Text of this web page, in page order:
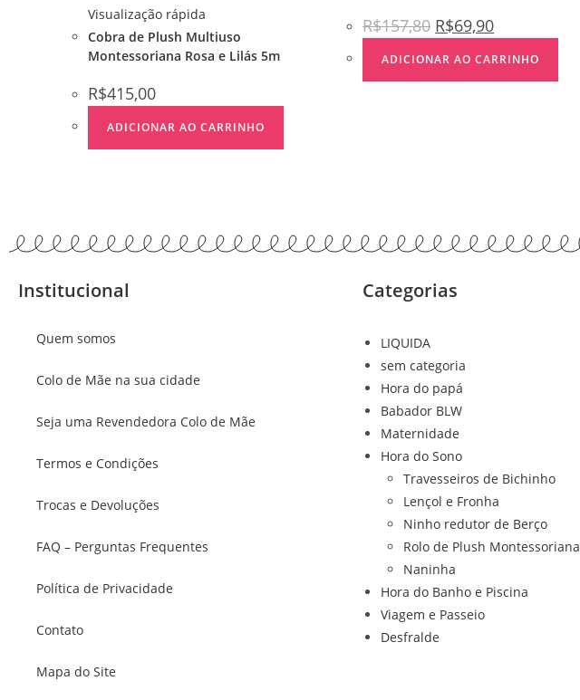
Visualização rápida
Cobra de Plush Multiuso
Montessoriana Rosa e Lilás 5m
R$415,00
ADICIONAR AO CARRINHO
R$157,80 R$69,90
ADICIONAR AO CARRINHO
Institucional
Quem somos
Colo de Mãe na sua cidade
Seja uma Revendedora Colo de Mãe
Termos e Condições
Trocas e Devoluções
FAQ – Perguntas Frequentes
Política de Privacidade
Contato
Mapa do Site
Categorias
LIQUIDA
sem categoria
Hora do papá
Babador BLW
Maternidade
Hora do Sono
Travesseiros de Bichinho
Lençol e Fronha
Ninho redutor de Berço
Rolo de Plush Montessoriana
Naninha
Hora do Banho e Piscina
Viagem e Passeio
Desfralde